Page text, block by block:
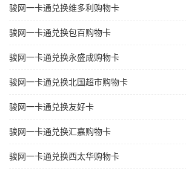
骏网一卡通兑换维多利购物卡
骏网一卡通兑换包百购物卡
骏网一卡通兑换永盛成购物卡
骏网一卡通兑换北国超市购物卡
骏网一卡通兑换友好卡
骏网一卡通兑换汇嘉购物卡
骏网一卡通兑换西太华购物卡